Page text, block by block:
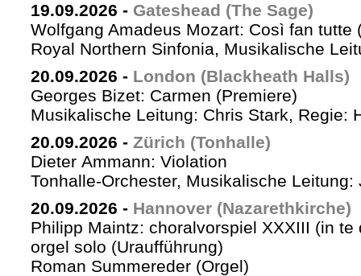
19.09.2026 - Gateshead (The Sage)
Wolfgang Amadeus Mozart: Così fan tutte
Royal Northern Sinfonia, Musikalische
20.09.2026 - London (Blackheath Halls)
Georges Bizet: Carmen (Premiere)
Musikalische Leitung: Chris Stark, Regie:
20.09.2026 - Zürich (Tonhalle)
Dieter Ammann: Violation
Tonhalle-Orchester, Musikalische Leitung:
20.09.2026 - Hannover (Nazarethkirche)
Philipp Maintz: choralvorspiel XXXIII (in te
orgel solo (Uraufführung)
Roman Summereder (Orgel)